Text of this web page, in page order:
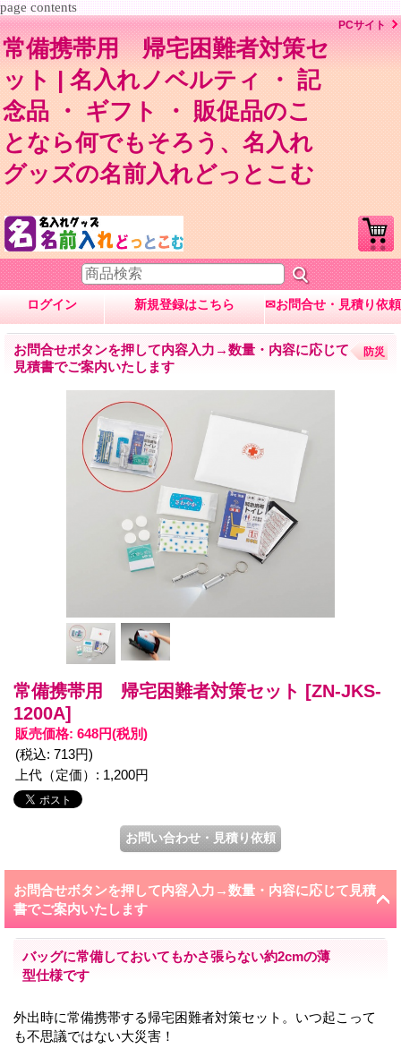
page contents
常備携帯用 帰宅困難者対策セ
ット | 名入れノベルティ ・ 記
念品 ・ ギフト ・ 販促品のこ
となら何でもそろう、名入れ
グッズの名前入れどっとこむ
PCサイト
ログイン 新規登録はこちら ✉お問合せ・見積り依頼
お問合せボタンを押して内容入力→数量・内容に応じて
見積書でご案内いたします
防災
常備携帯用 帰宅困難者対策セット [ZN-JKS-
1200A]
販売価格: 648円(税別)
(税込: 713円)
上代（定価） : 1,200円
お問合せボタンを押して内容入力→数量・内容に応じて見積
書でご案内いたします
バッグに常備しておいてもかさ張らない約2cmの薄
型仕様です
外出時に常備携帯する帰宅困難者対策セット。いつ起こって
も不思議ではない大災害！